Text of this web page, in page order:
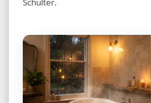
Schulter.